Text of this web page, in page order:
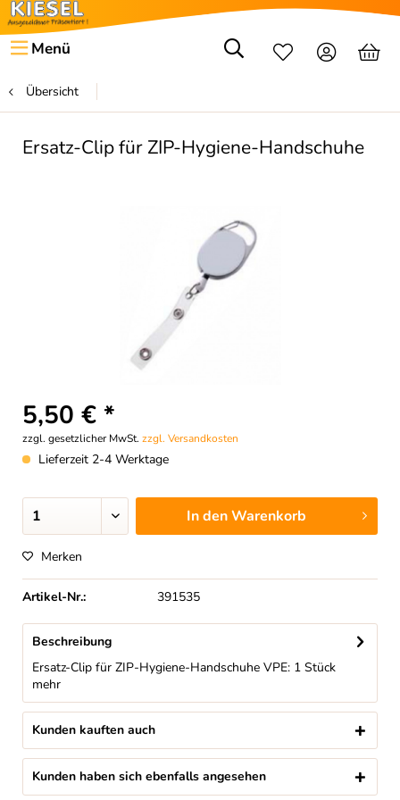
Menü
Übersicht
Ersatz-Clip für ZIP-Hygiene-Handschuhe
5,50 € *
zzgl. gesetzlicher MwSt. zzgl. Versandkosten
Lieferzeit 2-4 Werktage
In denWarenkorb
Merken
Artikel-Nr.: 391535
Beschreibung
Ersatz-Clip für ZIP-Hygiene-Handschuhe VPE: 1 Stück
mehr
Kunden kauften auch
Kunden haben sich ebenfalls angesehen